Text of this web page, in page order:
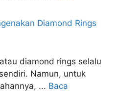
Diamond Rings
diamond rings selalu
Namun, untuk
... Baca